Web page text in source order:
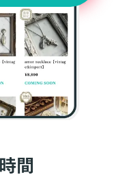
由
間